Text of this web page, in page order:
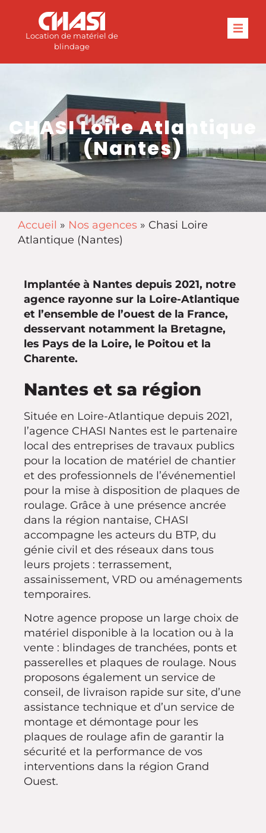
Location de matériel de
blindage
CHASI Loire Atlantique
(Nantes)
Accueil » Nos agences » Chasi Loire
Atlantique (Nantes)
Implantée à Nantes depuis 2021, notre
agence rayonne sur la Loire-Atlantique
et l’ensemble de l’ouest de la France,
desservant notamment la Bretagne,
les Pays de la Loire, le Poitou et la
Charente.
Nantes et sa région
Située en Loire-Atlantique depuis 2021,
l’agence CHASI Nantes est le partenaire
local des entreprises de travaux publics
pour la location de matériel de chantier
et des professionnels de l’événementiel
pour la mise à disposition de plaques de
roulage. Grâce à une présence ancrée
dans la région nantaise, CHASI
accompagne les acteurs du BTP, du
génie civil et des réseaux dans tous
leurs projets : terrassement,
assainissement, VRD ou aménagements
temporaires.
Notre agence propose un large choix de
matériel disponible à la location ou à la
vente : blindages de tranchées, ponts et
passerelles et plaques de roulage. Nous
proposons également un service de
conseil, de livraison rapide sur site, d’une
assistance technique et d’un service de
montage et démontage pour les
plaques de roulage afin de garantir la
sécurité et la performance de vos
interventions dans la région Grand
Ouest.